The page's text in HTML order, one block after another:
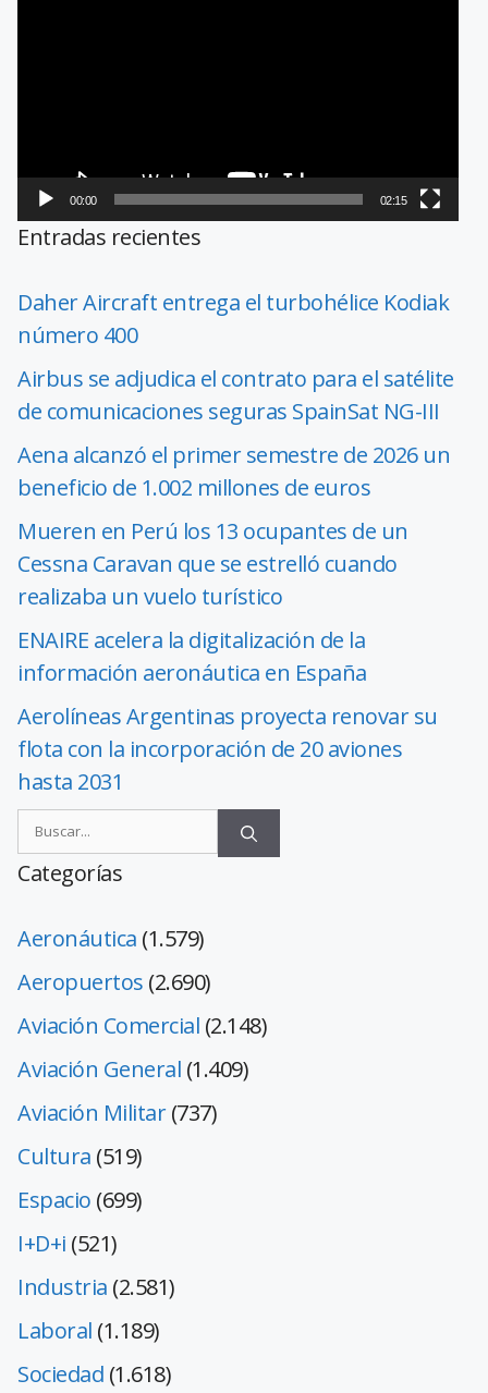
00:00 02:15
Entradas recientes
Daher Aircraft entrega el turbohélice Kodiak
número 400
Airbus se adjudica el contrato para el satélite
de comunicaciones seguras SpainSat NG-III
Aena alcanzó el primer semestre de 2026 un
beneficio de 1.002 millones de euros
Mueren en Perú los 13 ocupantes de un
Cessna Caravan que se estrelló cuando
realizaba un vuelo turístico
ENAIRE acelera la digitalización de la
información aeronáutica en España
Aerolíneas Argentinas proyecta renovar su
flota con la incorporación de 20 aviones
hasta 2031
Categorías
Aeronáutica (1.579)
Aeropuertos (2.690)
Aviación Comercial (2.148)
Aviación General (1.409)
Aviación Militar(737)
Cultura (519)
Espacio (699)
I+D+i (521)
Industria (2.581)
Laboral (1.189)
Sociedad (1.618)